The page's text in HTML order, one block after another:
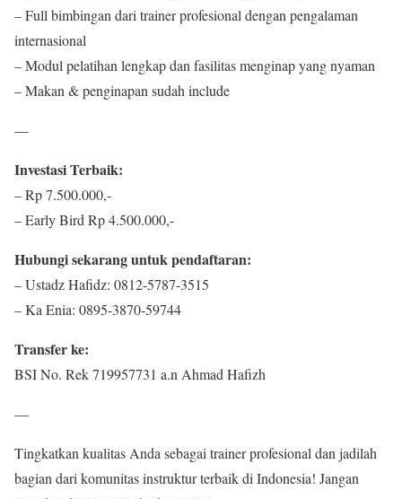
– Full bimbingan dari trainer profesional dengan pengalaman
internasional
– Modul pelatihan lengkap dan fasilitas menginap yang nyaman
– Makan & penginapan sudah include
—
Investasi Terbaik:
– Rp 7.500.000,-
– Early Bird Rp 4.500.000,-
Hubungi sekarang untuk pendaftaran:
– Ustadz Hafidz: 0812-5787-3515
– Ka Enia: 0895-3870-59744
Transfer ke:
BSI No. Rek 719957731 a.n Ahmad Hafizh
—
Tingkatkan kualitas Anda sebagai trainer profesional dan jadilah
bagian dari komunitas instruktur terbaik di Indonesia! Jangan